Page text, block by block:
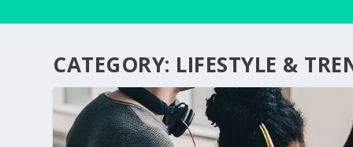
CATEGORY: LIFESTYLE &